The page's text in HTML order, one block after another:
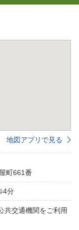
地図アプリで見る
町661番
4分
共交通機関をご利用